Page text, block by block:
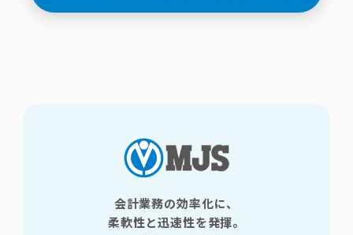
会計業務の効率化に、
柔軟性と迅速性を発揮。